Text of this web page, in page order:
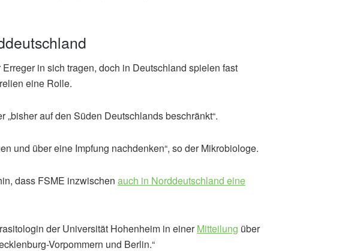
in sich tragen, doch in Deutschland spielen fast
eine Rolle.
auf den Süden Deutschlands beschränkt“.
und über eine Impfung nachdenken“, so der Mikrobiologe.
dass FSME inzwischen auch in Norddeutschland eine
der Universität Hohenheim in einerMitteilung über
Vorpommern und Berlin.“